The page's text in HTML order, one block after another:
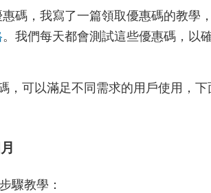
碼，我寫了一篇領取優惠碼的教學
。我們每天都會測試這些優惠碼，以
可以滿足不同需求的用戶使用，
驟教學：